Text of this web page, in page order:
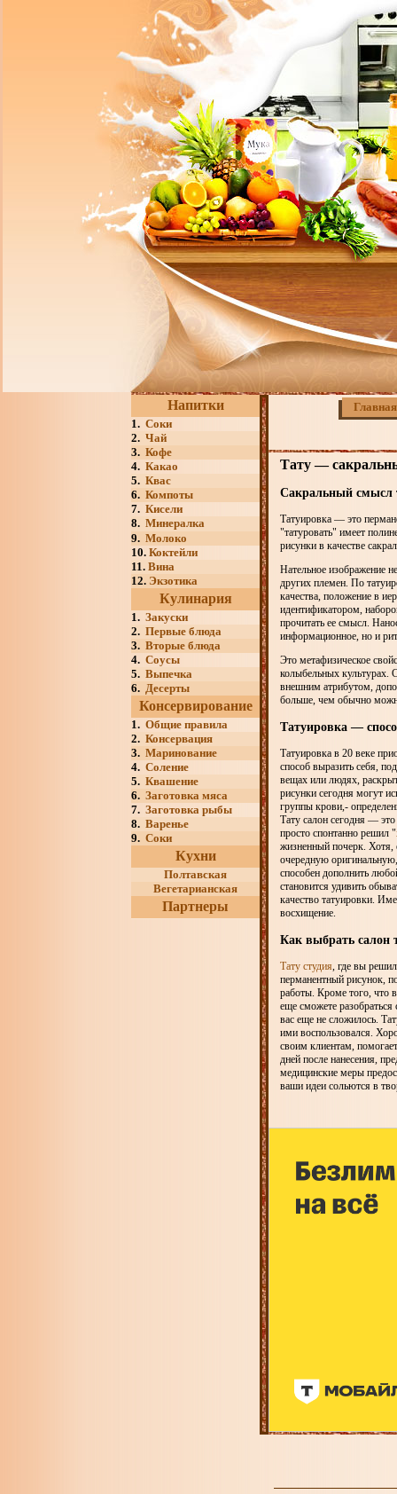
Напитки
1. Соки
2. Чай
3. Кофе
4. Какао
5. Квас
6. Компоты
7. Кисели
8. Минералка
9. Молоко
10. Коктейли
11. Вина
12. Экзотика
Кулинария
1. Закуски
2. Первые блюда
3. Вторые блюда
4. Соусы
5. Выпечка
6. Десерты
Консервирование
1. Общие правила
2. Консервация
3. Маринование
4. Соление
5. Квашение
6. Заготовка мяса
7. Заготовка рыбы
8. Варенье
9. Соки
Кухни
Полтавская
Вегетарианская
Партнеры
Главная
Тату —
Сакральный смысл
Татуировка — это
"татуровать" имеет
рисунки в качестве
Нательное изображение
других племен. По
качества, положение в
идентификатором,
прочитать ее смысл.
информационное, но и
Это метафизическое
колыбельных культурах.
внешним атрибутом,
больше, чем обычно
Татуировка —
Татуировка в 20 веке
способ выразить себя,
вещах или людях,
рисунки сегодня могут
группы крови,-
Тату салон сегодня —
просто cпонтанно решил "
жизненный почерк. Хотя,
очередную
способен дополнить
становится удивить
качество татуировки.
восхищение.
Как выбрать салон
Тату студия, где вы
перманентный рисунок,
работы. Кроме того, что
еще сможете
вас еще не сложилось.
ими воспользовался.
своим клиентам,
дней после нанесения,
медицинские меры
ваши идеи сольются в